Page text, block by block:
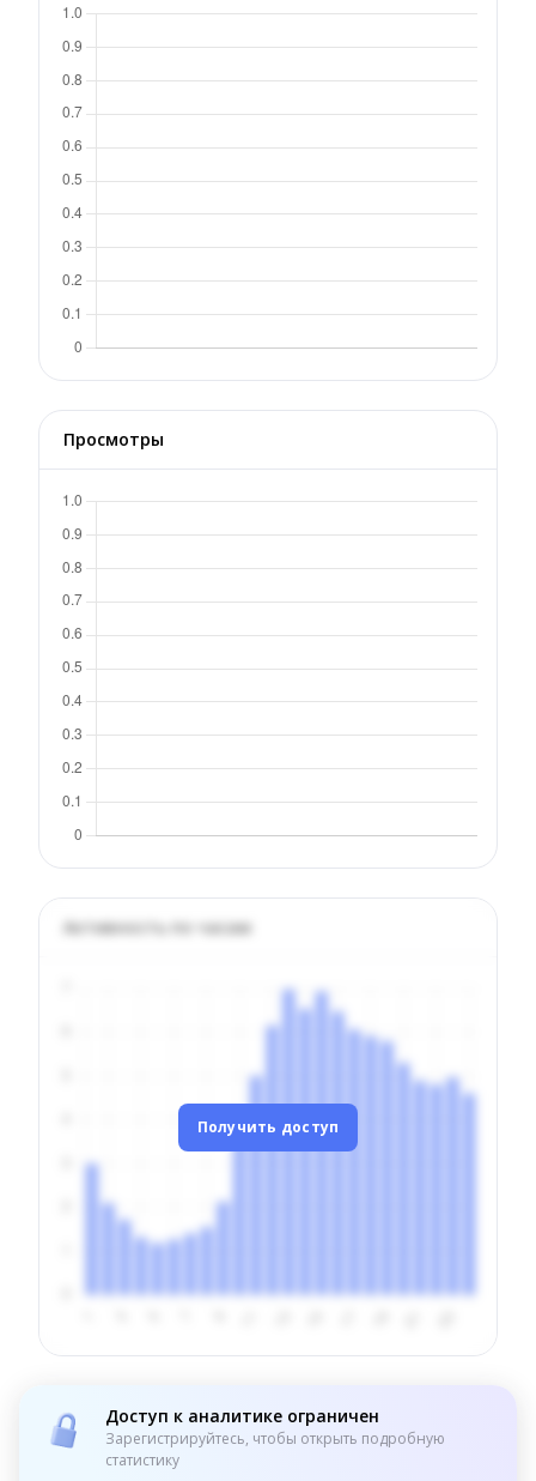
Просмотры
Активность по часам
Получить доступ
Доступ к аналитике ограничен
Зарегистрируйтесь, чтобы открыть подробную
статистику